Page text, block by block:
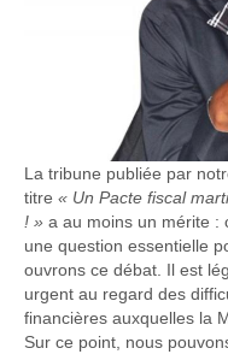
La tribune publiée par
titre « Un Pacte fiscal
! » a au moins un mérite :
une question essentielle
ouvrons ce débat. Il est
urgent au regard des
financières auxquelles la
Sur ce point, nous